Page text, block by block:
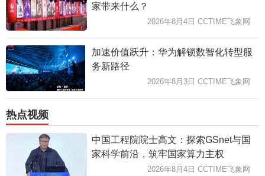
家带来什么？
2026年8月4日 CCTIME飞象网
加速价值跃升：华为解锁数智化转型服
务新路径
2026年8月3日 CCTIME飞象网
热点视频
中国工程院院士高文：探索GSnet与国
家科学前沿，筑牢国家算力主权
2026年8月4日 CCTIME飞象网